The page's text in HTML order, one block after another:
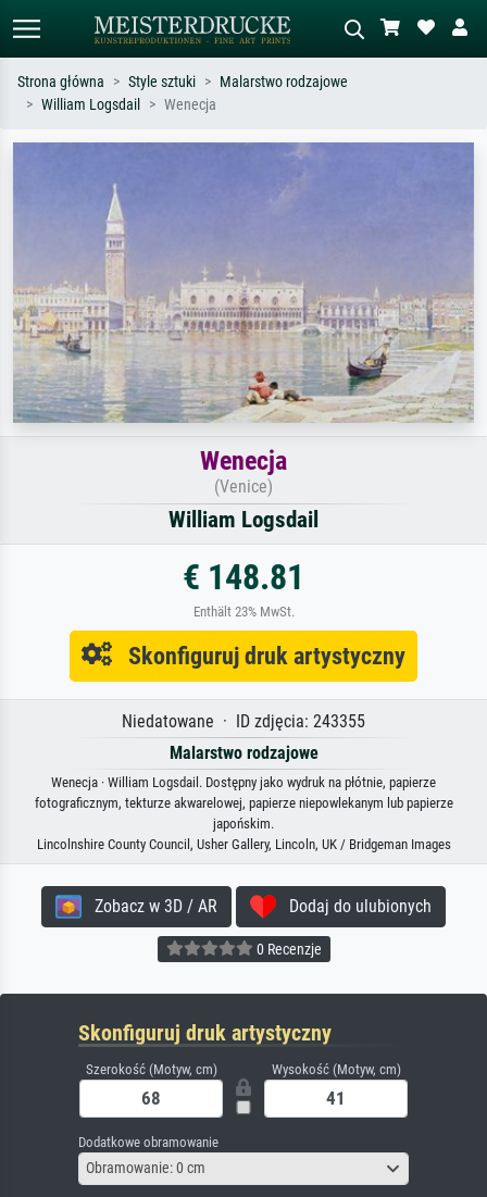
Monet, Gwiaździsta noc,
impresjonizm, fala Hokusaia, akt.
Opisz scenę – np. zielona łąka,
abstrakcja z czerwienią, ciemny olej,
Strona główna Style sztuki
Malarstwo rodzajowe
William Logsdail
Wenecja
Wenecja
(Venice)
William Logsdail
€ 148.81
Enthält 23% MwSt.
Skonfiguruj druk artystyczny
Niedatowane · ID zdjęcia: 243355
Malarstwo rodzajowe
Wenecja · William Logsdail. Dostępny jako wydruk na płótnie, papierze
fotograficznym, tekturze akwarelowej, papierze niepowlekanym lub papierze
japońskim.
Lincolnshire County Council, Usher Gallery, Lincoln, UK / Bridgeman Images
Zobacz w 3D / AR Dodaj do ulubionych
0 Recenzje
Skonfiguruj druk artystyczny
Szerokość (Motyw, cm) Wysokość (Motyw, cm)
Dodatkowe obramowanie
Obramowanie: 0 cm